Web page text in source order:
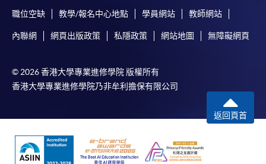
職位空缺 教學/報名中心地點 學員網站 教師網站
內聯網 網頁出版政策 私隱政策 網站地圖 無障礙網頁
© 2026 香港大學專業進修學院 版權所有
香港大學專業進修學院乃非牟利擔保有限公司
返回頁首